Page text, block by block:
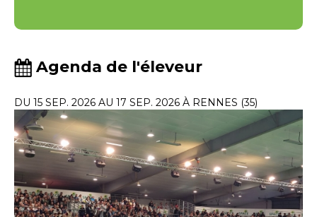
Agenda de l'éleveur
DU 15 SEP. 2026 AU 17 SEP. 2026 À RENNES (35)